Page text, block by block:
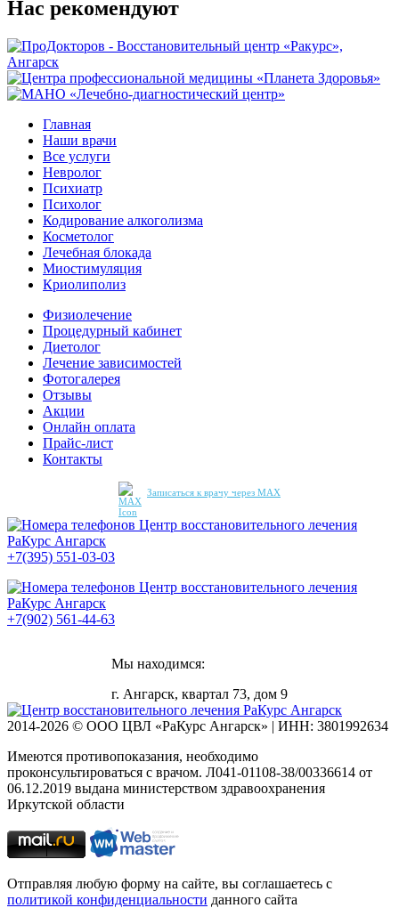
Hас рекомендуют
Главная
Наши врачи
Все услуги
Невролог
Психиатр
Психолог
Кодирование алкоголизма
Косметолог
Лечебная блокада
Миостимуляция
Криолиполиз
Физиолечение
Процедурный кабинет
Диетолог
Лечение зависимостей
Фотогалерея
Отзывы
Акции
Онлайн оплата
Прайс-лист
Контакты
Записаться к врачу через MAX
+7(395) 551-03-03
+7(902) 561-44-63
Мы находимся:
г. Ангарск, квартал 73, дом 9
2014-2026 © ООО ЦВЛ «РаКурс Ангарск» | ИНН: 3801992634
Имеются противопоказания, необходимо
проконсультироваться с врачом. Л041-01108-38/00336614 от
06.12.2019 выдана министерством здравоохранения
Иркутской области
Отправляя любую форму на сайте, вы соглашаетесь с
политикой конфиденциальности данного сайта